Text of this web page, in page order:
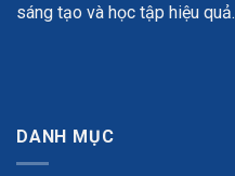
sáng tạo và học tập hiệu quả.
DANH MỤC